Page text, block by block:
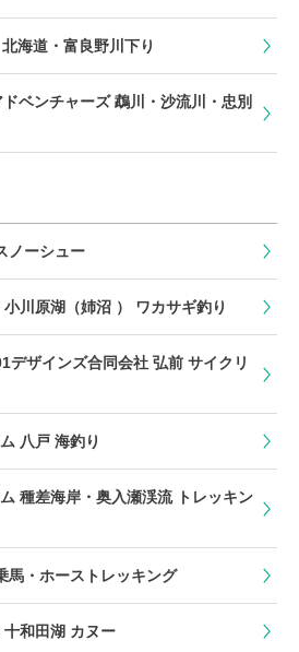
海道・富良野川下り
ベンチャーズ 鵡川・沙流川・忠別
ノーシュー
川原湖（姉沼 ） ワカサギ釣り
デザインズ合同会社 弘前 サイクリ
八戸 海釣り
種差海岸・奥入瀬渓流 トレッキン
馬・ホーストレッキング
和田湖 カヌー